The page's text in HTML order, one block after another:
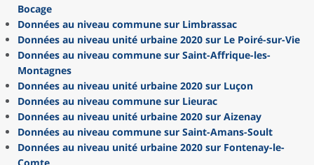
Bocage
Données au niveau commune sur Limbrassac
Données au niveau unité urbaine 2020 sur Le Poiré-sur-Vie
Données au niveau commune sur Saint-Affrique-les-
Montagnes
Données au niveau unité urbaine 2020 sur Luçon
Données au niveau commune sur Lieurac
Données au niveau unité urbaine 2020 sur Aizenay
Données au niveau commune sur Saint-Amans-Soult
Données au niveau unité urbaine 2020 sur Fontenay-le-